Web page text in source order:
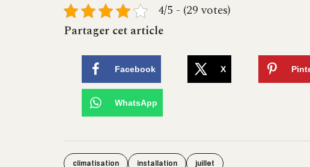
4/5 - (29 votes)
Partager cet article
Facebook X
WhatsApp
climatisation installation juillet